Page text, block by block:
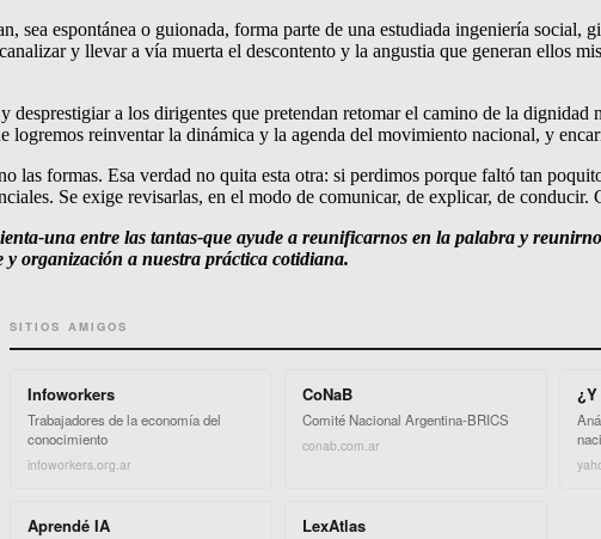
sea espontánea o guionada, forma parte de una estudiada ingeniería
y llevar a vía muerta el descontento y la angustia que generan ellos
a los dirigentes que pretendan retomar el camino de la
logremos reinventar la dinámica y la agenda del movimiento nacional, y
las formas. Esa verdad no quita esta otra: si perdimos porque faltó tan
Se exige revisarlas, en el modo de comunicar, de explicar, de conducir.
una entre las tantas-que ayude a reunificarnos en la palabra y
organización a nuestra práctica cotidiana.
SITIOS AMIGOS
Infoworkers
Trabajadores de la economía del
conocimiento
infoworkers.org.ar
CoNaB
Comité Nacional Argentina-BRICS
conab.com.ar
¿Y
Aprendé IA LexAtlas